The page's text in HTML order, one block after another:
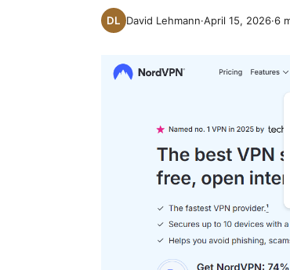
David Lehmann·April 15, 2026·6